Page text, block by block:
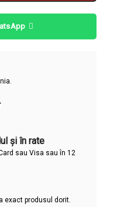
și în rate
sau Visa sau în 12
exact produsul dorit.